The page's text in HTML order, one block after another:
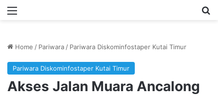
Menu
Home / Pariwara / Pariwara Diskominfostaper Kutai Timur
Pariwara Diskominfostaper Kutai Timur
Akses Jalan Muara Ancalong